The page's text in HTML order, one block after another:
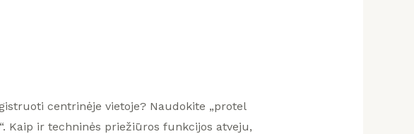
centrinėje vietoje? Naudokite „protel
Kaip ir techninės priežiūros funkcijos atveju,